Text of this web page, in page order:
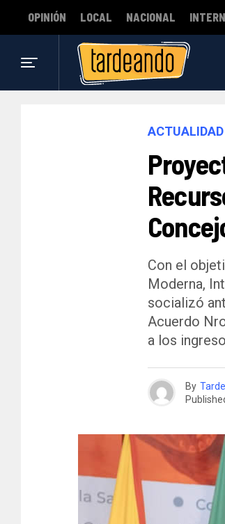
OPINIÓN LOCAL NACIONAL
ACTUALIDAD
Con el
Moderna,
socializó
Acuerdo
a los
By